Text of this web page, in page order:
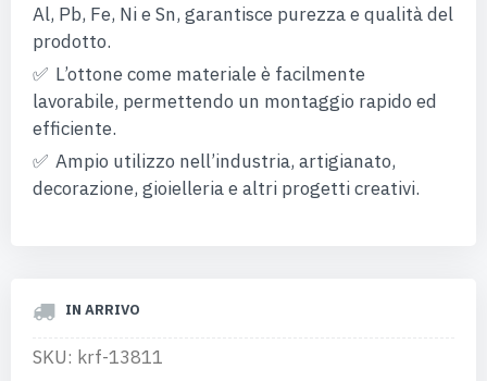
Al, Pb, Fe, Ni e Sn, garantisce purezza e qualità del
prodotto.
L’ottone come materiale è facilmente
lavorabile, permettendo un montaggio rapido ed
efficiente.
Ampio utilizzo nell’industria, artigianato,
decorazione, gioielleria e altri progetti creativi.
IN ARRIVO
SKU: krf-13811